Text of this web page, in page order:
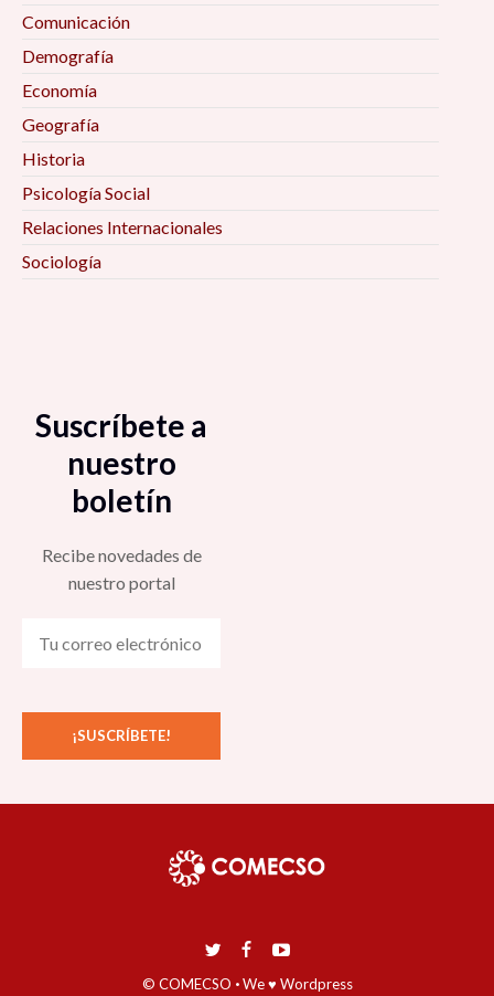
Comunicación
Demografía
Economía
Geografía
Historia
Psicología Social
Relaciones Internacionales
Sociología
Suscríbete a
nuestro
boletín
Recibe novedades de
nuestro portal
© COMECSO ·We ♥ Wordpress